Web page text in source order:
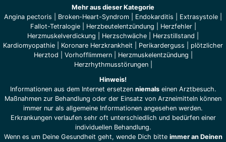
Mehr aus dieser Kategorie
Angina pectoris
Broken-Heart-Syndrom Endokarditis Extrasystole
Fallot-Tetralogie| Herzbeutelentzündung Herzfehler|
Herzmuskelverdickung
Herzschwäche Herzstillstand
Kardiomyopathie
Koronare Herzkrankheit Perikarderguss
plötzlicher
Herztod
Vorhofflimmern| Herzmuskelentzündung
Herzrhythmusstörungen|
Hinweis!
Informationen aus dem Internet ersetzen niemalseinen Arztbesuch.
Maßnahmen zur Behandlung oder der Einsatz von Arzneimitteln können
immer nur als allgemeine Informationen angesehen werden.
Erkrankungen verlaufen sehr oft unterschiedlich und bedürfen einer
individuellen Behandlung.
Wenn es um Deine Gesundheit geht, wende Dich bitte immer an Deinen